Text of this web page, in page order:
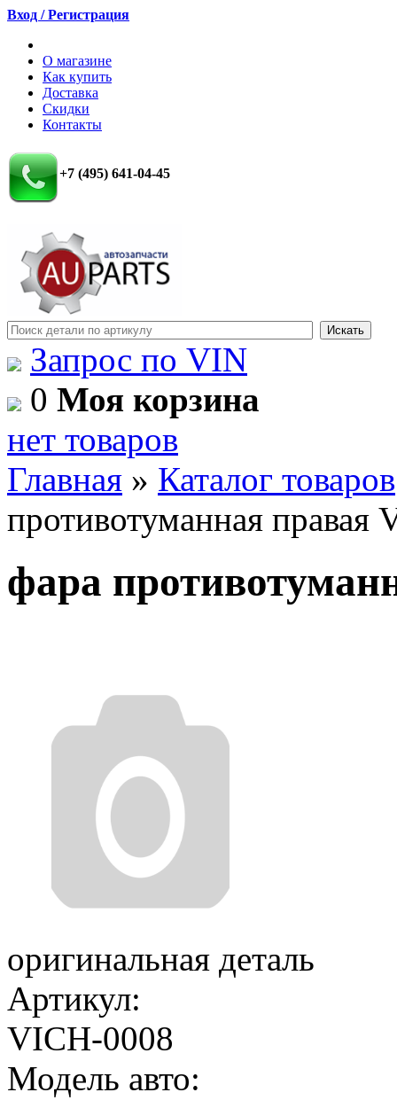
Вход / Регистрация
О магазине
Как купить
Доставка
Скидки
Контакты
+7 (495) 641-04-45
Запрос по VIN
0 Моя корзина
нет товаров
Главная » Каталог товаров
противотуманная правая
фара
оригинальная деталь
Артикул:
VICH-0008
Модель авто: